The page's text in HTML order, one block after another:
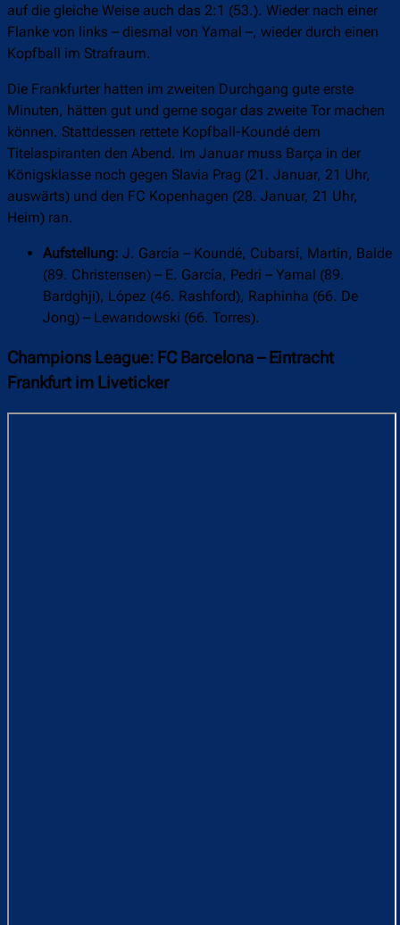
auf die gleiche Weise auch das 2:1 (53.). Wieder nach einer
Flanke von links – diesmal von Yamal –, wieder durch einen
Kopfball im Strafraum.
Die Frankfurter hatten im zweiten Durchgang gute erste
Minuten, hätten gut und gerne sogar das zweite Tor machen
können. Stattdessen rettete Kopfball-Koundé dem
Titelaspiranten den Abend. Im Januar muss Barça in der
Königsklasse noch gegen Slavia Prag (21. Januar, 21 Uhr,
auswärts) und den FC Kopenhagen (28. Januar, 21 Uhr,
Heim) ran.
Aufstellung: J. García – Koundé, Cubarsí, Martín, Balde
(89. Christensen) – E. García, Pedri – Yamal (89.
Bardghji), López (46. Rashford), Raphinha (66. De
Jong) – Lewandowski (66. Torres).
Champions League: FC Barcelona – Eintracht
Frankfurt im Liveticker